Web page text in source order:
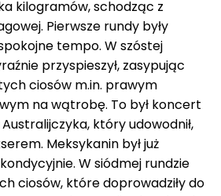
kilogramów, schodząc z
Pierwsze rundy były
tempo. W szóstej
przyspieszył, zasypując
ciosów m.in. prawym
na wątrobę. To był koncert
który udowodnił,
Meksykanin był już
W siódmej rundzie
ciosów, które doprowadziły do